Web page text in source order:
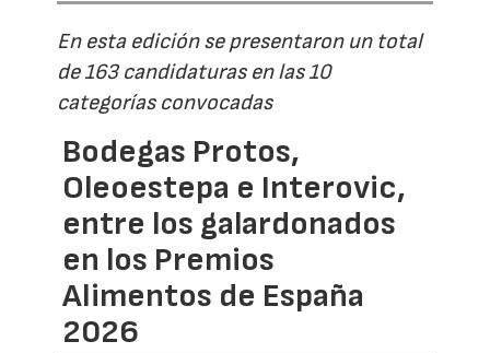
En esta edición se presentaron un total
de 163 candidaturas en las 10
categorías convocadas
Bodegas Protos,
Oleoestepa e Interovic,
entre los galardonados
en los Premios
Alimentos de España
2026